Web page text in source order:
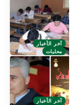
آخر الأخبار
محليات
آخر الأخبار